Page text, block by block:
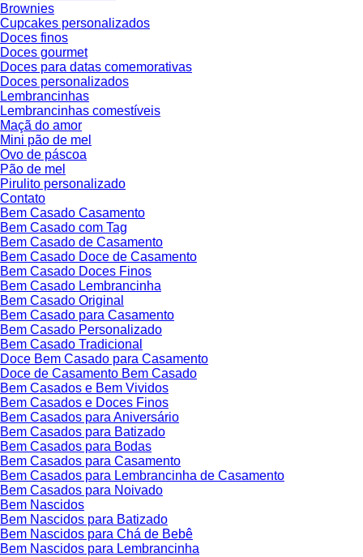
Brownies
Cupcakes personalizados
Doces finos
Doces gourmet
Doces para datas comemorativas
Doces personalizados
Lembrancinhas
Lembrancinhas comestíveis
Maçã do amor
Mini pão de mel
Ovo de páscoa
Pão de mel
Pirulito personalizado
Contato
Bem Casado Casamento
Bem Casado com Tag
Bem Casado de Casamento
Bem Casado Doce de Casamento
Bem Casado Doces Finos
Bem Casado Lembrancinha
Bem Casado Original
Bem Casado para Casamento
Bem Casado Personalizado
Bem Casado Tradicional
Doce Bem Casado para Casamento
Doce de Casamento Bem Casado
Bem Casados e Bem Vividos
Bem Casados e Doces Finos
Bem Casados para Aniversário
Bem Casados para Batizado
Bem Casados para Bodas
Bem Casados para Casamento
Bem Casados para Lembrancinha de Casamento
Bem Casados para Noivado
Bem Nascidos
Bem Nascidos para Batizado
Bem Nascidos para Chá de Bebê
Bem Nascidos para Lembrancinha